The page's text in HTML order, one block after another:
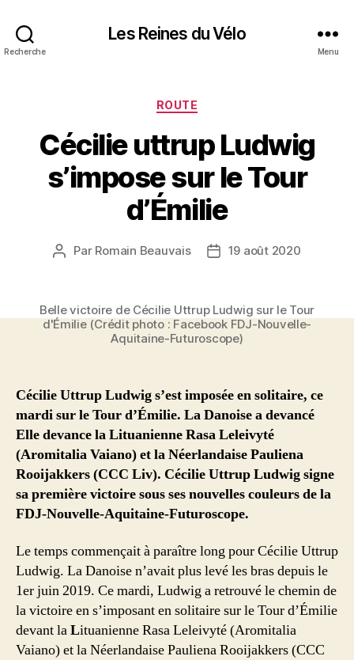
Recherche
Les Reines du Vélo
Menu
Catégories
ROUTE
Cécilie uttrup Ludwig
s’impose sur le Tour
d’Émilie
Auteur
Par Romain Beauvais
Date19 août 2020
Belle victoire de Cécilie Uttrup Ludwig sur le Tour
d'Émilie (Crédit photo : Facebook FDJ-Nouvelle-
Aquitaine-Futuroscope)
Cécilie Uttrup Ludwig s’est imposée en solitaire, ce
mardi sur le Tour d’Émilie. La Danoise a devancé
Elle devance la Lituanienne Rasa Leleivyté
(Aromitalia Vaiano) et la Néerlandaise Pauliena
Rooijakkers (CCC Liv). Cécilie Uttrup Ludwig signe
sa première victoire sous ses nouvelles couleurs de la
FDJ-Nouvelle-Aquitaine-Futuroscope.
Le temps commençait à paraître long pour Cécilie Uttrup
Ludwig. La Danoise n’avait plus levé les bras depuis le
1er juin 2019. Ce mardi, Ludwig a retrouvé le chemin de
la victoire en s’imposant en solitaire sur le Tour d’Émilie
devant laLituanienne Rasa Leleivyté (Aromitalia
Vaiano) et la Néerlandaise Pauliena Rooijakkers (CCC